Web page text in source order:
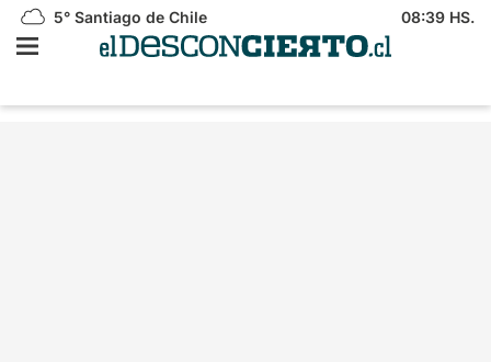
5° Santiago de Chile 08:39 HS.